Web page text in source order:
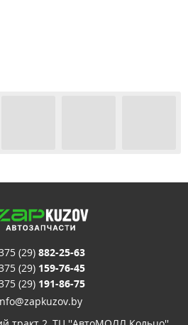
(29) 882-25-63
(29) 159-76-45
(29) 191-86-75